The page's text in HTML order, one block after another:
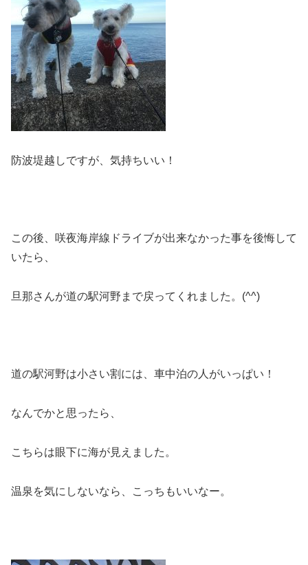
防波堤越しですが、気持ちいい！
この後、咲夜海岸線ドライブが出来なかった事を後悔して
いたら、
旦那さんが道の駅河野まで戻ってくれました。(^^)
道の駅河野は小さい割には、車中泊の人がいっぱい！
なんでかと思ったら、
こちらは眼下に海が見えました。
温泉を気にしないなら、こっちもいいなー。